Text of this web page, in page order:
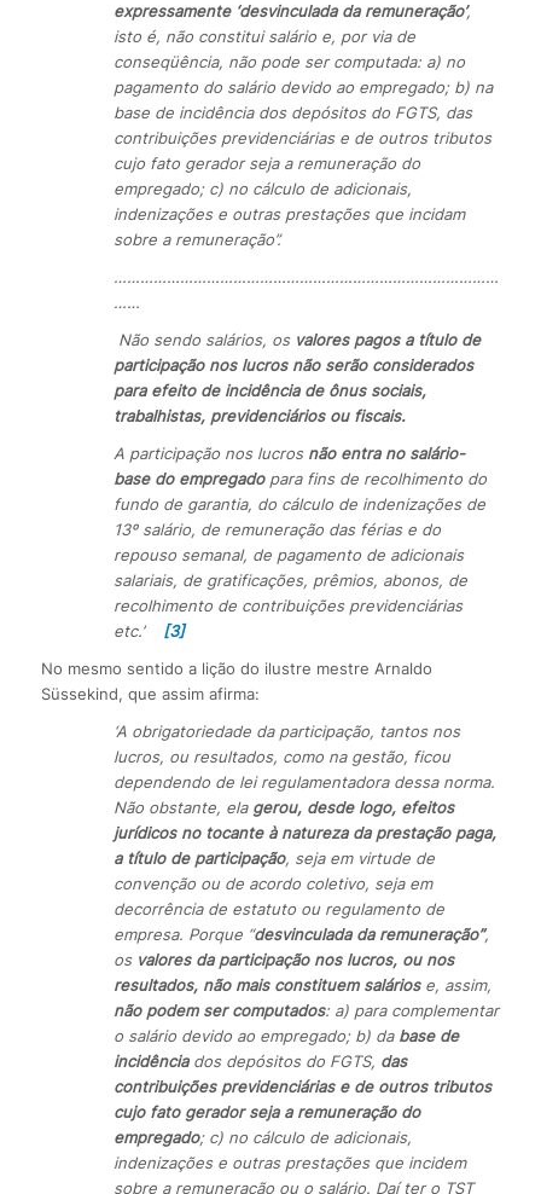
expressamente ‘desvinculada da remuneração’,
isto é, não constitui salário e, por via de
conseqüência, não pode ser computada: a) no
pagamento do salário devido ao empregado; b) na
base de incidência dos depósitos do FGTS, das
contribuições previdenciárias e de outros tributos
cujo fato gerador seja a remuneração do
empregado; c) no cálculo de adicionais,
indenizações e outras prestações que incidam
sobre a remuneração”.
……………………………………………………………………………
……
Não sendo salários, os valores pagos a título de
participação nos lucros não serão considerados
para efeito de incidência de ônus sociais,
trabalhistas, previdenciários ou fiscais.
A participação nos lucros não entra no salário-
base do empregadopara fins de recolhimento do
fundo de garantia, do cálculo de indenizações de
13º salário, de remuneração das férias e do
repouso semanal, de pagamento de adicionais
salariais, de gratificações, prêmios, abonos, de
recolhimento de contribuições previdenciárias
etc.’
[3]
No mesmo sentido a lição do ilustre mestre Arnaldo
Süssekind, que assim afirma:
‘A obrigatoriedade da participação, tantos nos
lucros, ou resultados, como na gestão, ficou
dependendo de lei regulamentadora dessa norma.
Não obstante, ela gerou, desde logo, efeitos
jurídicos no tocante à natureza da prestação paga,
a título de participação, seja em virtude de
convenção ou de acordo coletivo, seja em
decorrência de estatuto ou regulamento de
empresa. Porque “desvinculada da remuneração”,
os valores da participação nos lucros, ou nos
resultados, não mais constituem saláriose, assim,
não podem ser computados: a) para complementar
o salário devido ao empregado; b) da base de
incidênciados depósitos do FGTS, das
contribuições previdenciárias e de outros tributos
cujo fato gerador seja a remuneração do
empregado; c) no cálculo de adicionais,
indenizações e outras prestações que incidem
sobre a remuneração ou o salário. Daí ter o TST